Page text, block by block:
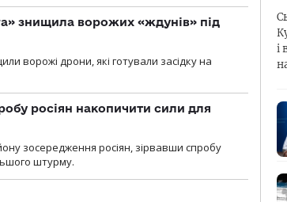
знищила ворожих «ждунів» під
ворожі дрони, які готували засідку на
росіян накопичити сили для
зосередження росіян, зірвавши спробу
штурму.
і